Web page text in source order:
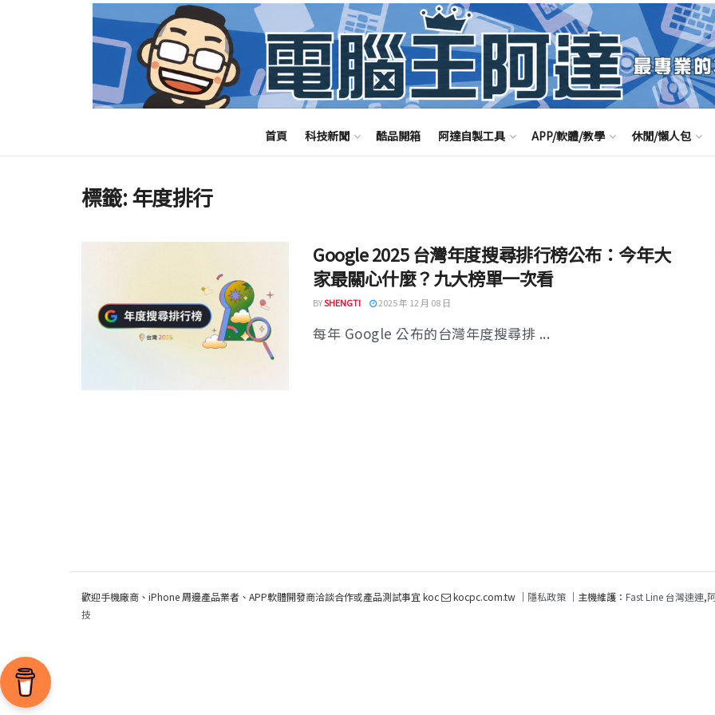
首頁 科技新聞 酷品開箱 阿達自製工具 APP/軟體/教學 休閒/懶人包
標籤:年度排行
Google 2025 台灣年度搜尋排行榜公布：今年大
家最關心什麼？九大榜單一次看
BYSHENGTI 2025 年 12 月 08 日
每年 Google 公布的台灣年度搜尋排 ...
歡迎手機廠商、iPhone 周邊產品業者、APP軟體開發商洽談合作或產品測試事宜 koc kocpc.com.tw ｜ 隱私政策 ｜主機維護： Fast Line 台灣速連,
技